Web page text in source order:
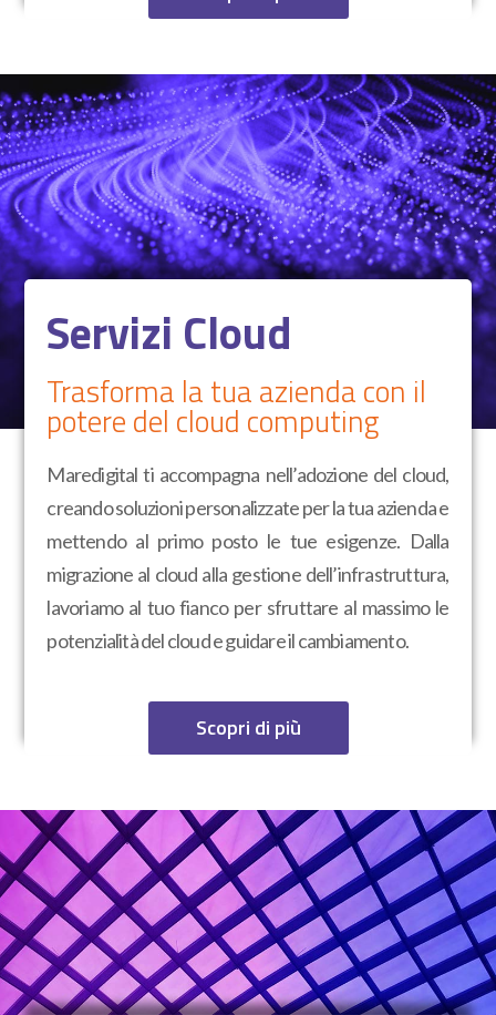
Servizi Cloud
Trasforma la tua azienda con il
potere del cloud computing
Maredigital ti accompagna nell’adozione del cloud,
creando soluzioni personalizzate per la tua azienda e
mettendo al primo posto le tue esigenze. Dalla
migrazione al cloud alla gestione dell’infrastruttura,
lavoriamo al tuo fianco per sfruttare al massimo le
potenzialità del cloud e guidare il cambiamento.
Scopri di più